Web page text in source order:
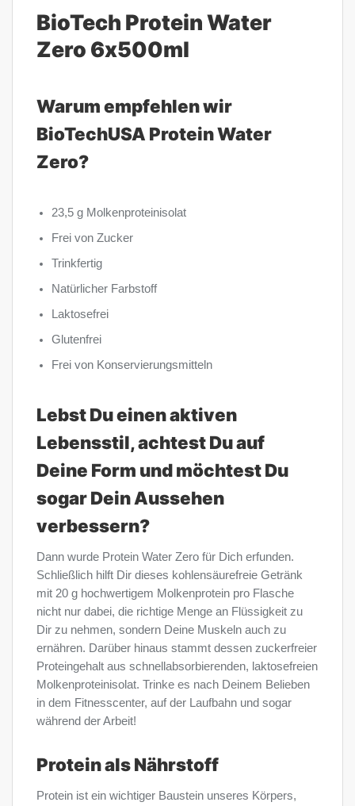
BioTech Protein Water
Zero 6x500ml
Warum empfehlen wir
BioTechUSA Protein Water
Zero?
23,5 g Molkenproteinisolat
Frei von Zucker
Trinkfertig
Natürlicher Farbstoff
Laktosefrei
Glutenfrei
Frei von Konservierungsmitteln
Lebst Du einen aktiven
Lebensstil, achtest Du auf
Deine Form und möchtest Du
sogar Dein Aussehen
verbessern?
Dann wurde Protein Water Zero für Dich erfunden.
Schließlich hilft Dir dieses kohlensäurefreie Getränk
mit 20 g hochwertigem Molkenprotein pro Flasche
nicht nur dabei, die richtige Menge an Flüssigkeit zu
Dir zu nehmen, sondern Deine Muskeln auch zu
ernähren. Darüber hinaus stammt dessen zuckerfreier
Proteingehalt aus schnellabsorbierenden, laktosefreien
Molkenproteinisolat. Trinke es nach Deinem Belieben
in dem Fitnesscenter, auf der Laufbahn und sogar
während der Arbeit!
Protein als Nährstoff
Protein ist ein wichtiger Baustein unseres Körpers,